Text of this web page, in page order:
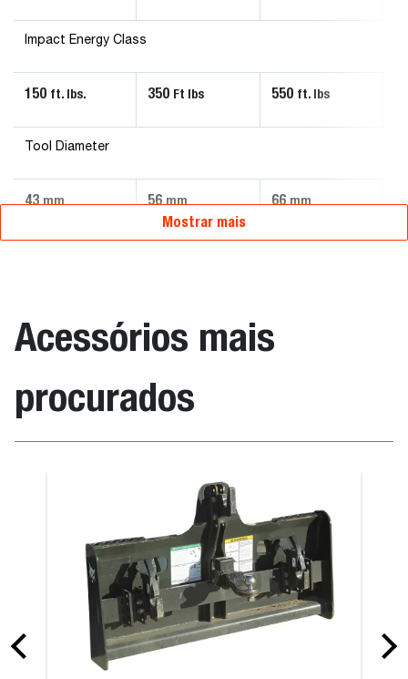
Impact Energy Class
150 ft. lbs. 350 Ft lbs 550 ft. lbs
Tool Diameter
43 mm 56 mm 66 mm
Mostrar mais
Acessórios mais
procurados